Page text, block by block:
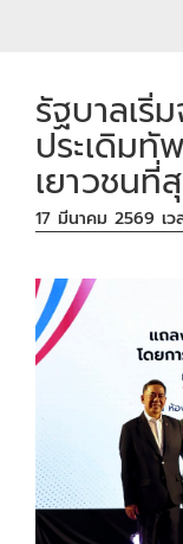
รัฐบาลเริ่
ประเดิมทั
เยาวชนที่
17 มีนาคม 2569 เว